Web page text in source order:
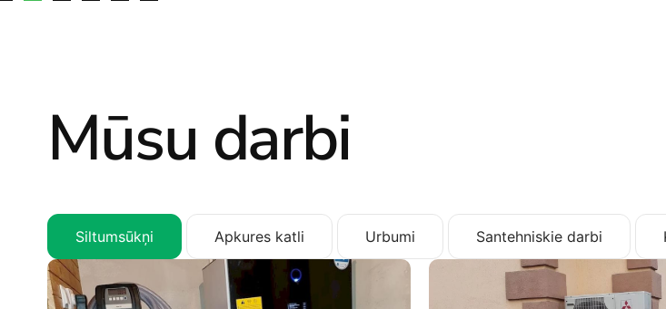
Mūsu darbi
Siltumsūkņi Apkures katli Urbumi Santehniskie darbi